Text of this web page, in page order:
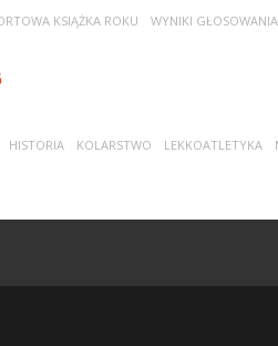
KSIĄŻKA ROKU WYNIKI GŁOSOWANIA
HISTORIA KOLARSTWO LEKKOATLETYKA